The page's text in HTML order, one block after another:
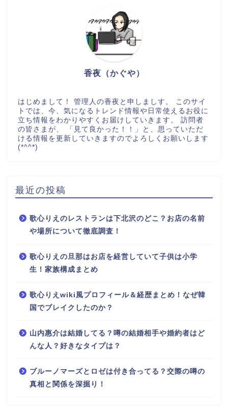
香夜（かぐや）
はじめまして！ 管理人の香夜と申しましす。 このサイ
トでは、今、気になるトレンド情報や日常使えるお役に
立ち情報をわかりやすくお届けしていきます。 訪問者
の皆さまが、 「見て良かった！！」と、思っていただ
ける情報を更新していきますのでよろしくお願いします
(*^^*)
最近の投稿
歌心りえのレストランは下北沢のどこ？お店の名前
や場所について徹底調査！
歌心りえの旦那はお店を経営していて子供は小学
生！家族構成まとめ
歌心りえwiki風プロフィール＆経歴まとめ！なぜ韓
国でブレイクしたのか？
山内惠介は結婚してる？噂の結婚相手や婚約者はど
んな人？好きなタイプは？
ブルーノマーズとロゼは付き合ってる？交際の噂の
真相と関係を深掘り！